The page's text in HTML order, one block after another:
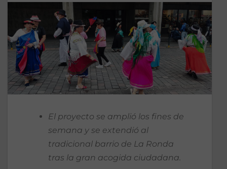
El proyecto se amplió los fines de
semana y se extendió al
tradicional barrio de La Ronda
tras la gran acogida ciudadana.